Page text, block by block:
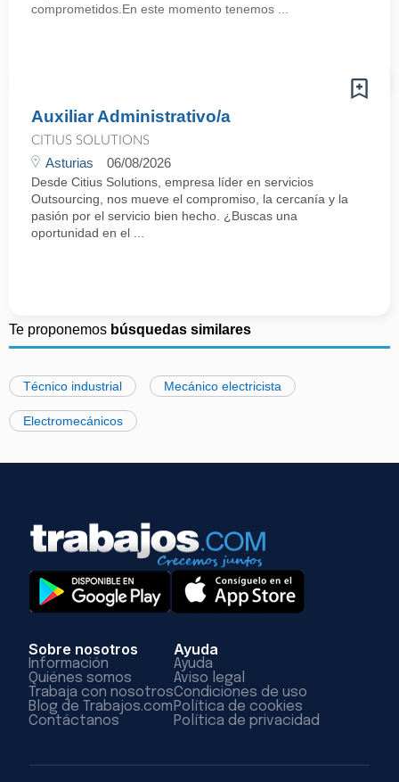
comprometidos.En este momento tenemos ...
Auxiliar Administrativo/a
CITIUS SOLUTIONS
Asturias 06/08/2026
Desde Citius Solutions, empresa líder en servicios
Outsourcing, nos mueve el compromiso, la cercanía y la
pasión por el servicio bien hecho. ¿Buscas una
oportunidad en el ...
Te proponemos búsquedas similares
Técnico industrial Mecánico electricista
Electromecánicos
Sobre nosotros
Información
Quiénes somos
Trabaja con nosotros
Blog de Trabajos.com
Contáctanos
Ayuda
Ayuda
Aviso legal
Condiciones de uso
Política de cookies
Política de privacidad